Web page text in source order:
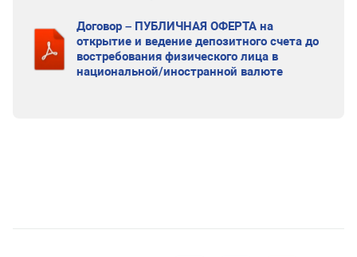
Договор – ПУБЛИЧНАЯ ОФЕРТА на
открытие и ведение депозитного счета до
востребования физического лица в
национальной/иностранной валюте